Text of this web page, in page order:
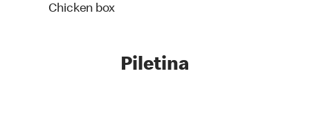
Chicken box
Piletina